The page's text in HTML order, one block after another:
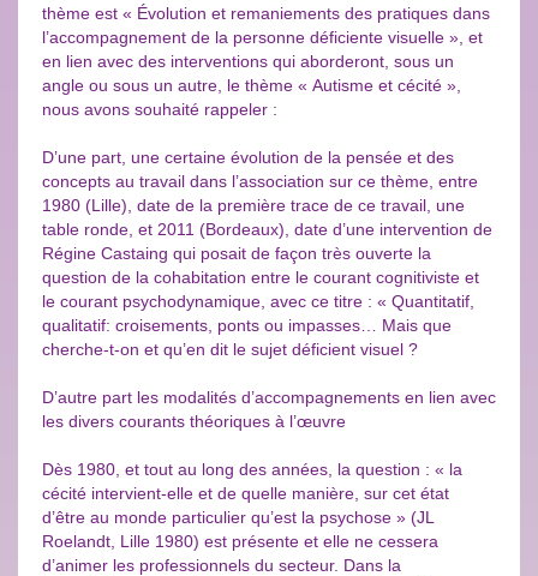
thème est « Évolution et remaniements des pratiques dans
l’accompagnement de la personne déficiente visuelle », et
en lien avec des interventions qui aborderont, sous un
angle ou sous un autre, le thème « Autisme et cécité »,
nous avons souhaité rappeler :
D’une part, une certaine évolution de la pensée et des
concepts au travail dans l’association sur ce thème, entre
1980 (Lille), date de la première trace de ce travail, une
table ronde, et 2011 (Bordeaux), date d’une intervention de
Régine Castaing qui posait de façon très ouverte la
question de la cohabitation entre le courant cognitiviste et
le courant psychodynamique, avec ce titre : « Quantitatif,
qualitatif: croisements, ponts ou impasses… Mais que
cherche-t-on et qu’en dit le sujet déficient visuel ?
D’autre part les modalités d’accompagnements en lien avec
les divers courants théoriques à l’œuvre
Dès 1980, et tout au long des années, la question : « la
cécité intervient-elle et de quelle manière, sur cet état
d’être au monde particulier qu’est la psychose » (JL
Roelandt, Lille 1980) est présente et elle ne cessera
d’animer les professionnels du secteur. Dans la